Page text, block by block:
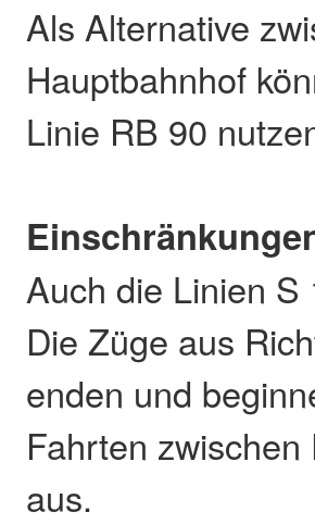
Als Alternative
Hauptbahnhof
Linie RB 90
Auch die Linien
Die Züge aus
enden und
Fahrten
aus.